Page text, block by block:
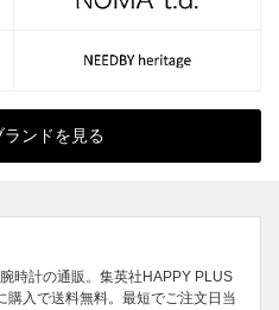
ンドを見る
時計の通販。集英社HAPPY PLUS
購入で送料無料。最短でご注文日当